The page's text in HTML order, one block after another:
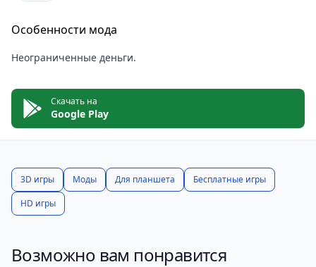
Простота и увлекательность: управление легко
освоить, а динамика гонок удерживает внимание.
позволяет наслаждаться игрой даже на Android
средней мощности.
Скачайте Racing League: 3D Race Offline и окунитесь
от вас, вашего автомобиля и трассы!
Особенности мода
Неограниченные деньги.
Скачать на
Google Play
3D игры Моды Для планшета
Бесплатные игры
HD игры
Возможно вам понравится